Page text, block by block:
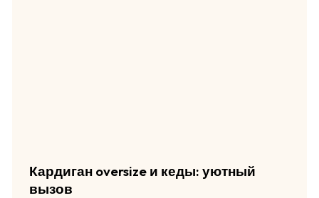
Кардиган oversize и кеды: уютный
вызов